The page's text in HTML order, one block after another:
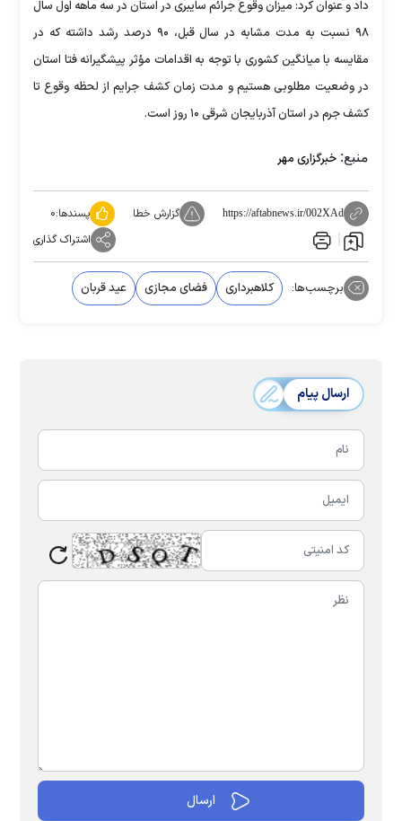
داد و عنوان کرد: میزان وقوع جرائم سایبری در استان در سه ماهه اول سال
۹۸ نسبت به مدت مشابه در سال قبل، ۹۰ درصد رشد داشته که در
مقایسه با میانگین کشوری با توجه به اقدامات مؤثر پیشگیرانه فتا استان
در وضعیت مطلوبی هستیم و مدت زمان کشف جرایم از لحظه وقوع تا
کشف جرم در استان آذربایجان شرقی ۱۰ روز است.
منبع: خبرگزاری مهر
https://aftabnews.ir/002XAd گزارش خطا پسندها:۰
اشتراک گذاری
برچسب‌ها: کلاهبرداری فضای مجازی عید قربان
ارسال پیام